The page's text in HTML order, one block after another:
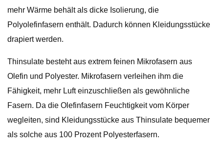
mehr Wärme behält als dicke Isolierung, die
Polyolefinfasern enthält. Dadurch können Kleidungsstücke
drapiert werden.
Thinsulate besteht aus extrem feinen Mikrofasern aus
Olefin und Polyester. Mikrofasern verleihen ihm die
Fähigkeit, mehr Luft einzuschließen als gewöhnliche
Fasern. Da die Olefinfasern Feuchtigkeit vom Körper
wegleiten, sind Kleidungsstücke aus Thinsulate bequemer
als solche aus 100 Prozent Polyesterfasern.